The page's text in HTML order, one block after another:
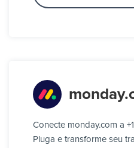
Conecte monday.com a
Pluga e transforme seu